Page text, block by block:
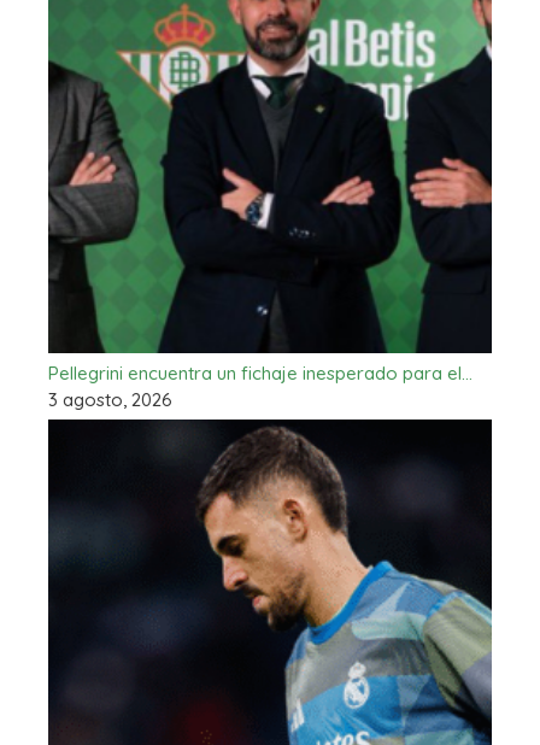
Pellegrini encuentra un fichaje inesperado para el…
3 agosto, 2026